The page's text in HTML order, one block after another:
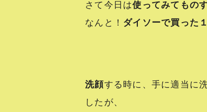
さて今日は使ってみてもの
なんと！ ダイソーで買った
洗顔する時に、手に適当に
したが、